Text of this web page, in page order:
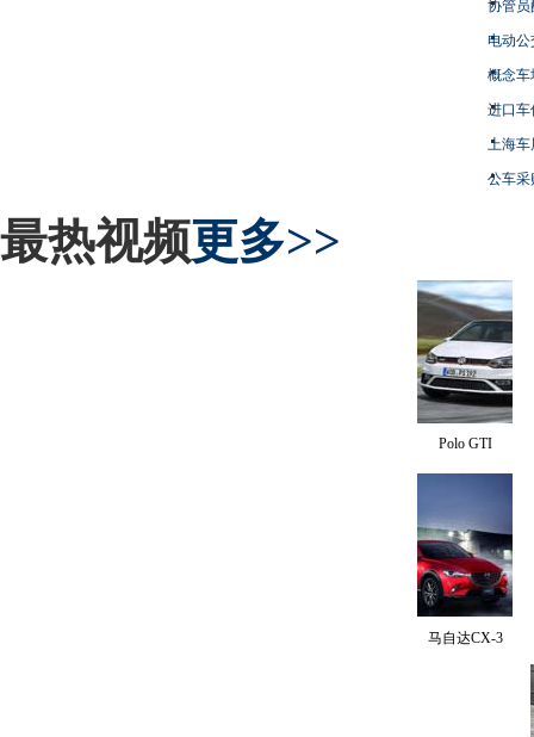
协管员
电动
概念车
进口车
上海
公车采
最热视频更多>>
Polo GTI
马自达CX-3